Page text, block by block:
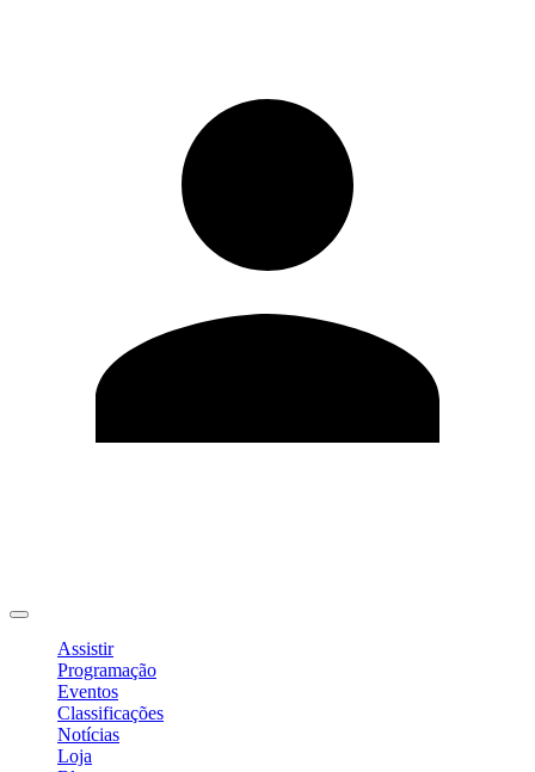
Assistir
Programação
Eventos
Classificações
Notícias
Loja